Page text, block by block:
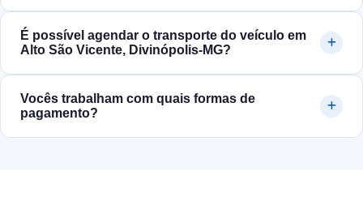
É possível agendar o transporte do veículo em
Alto São Vicente, Divinópolis‑MG?
Vocês trabalham com quais formas de
pagamento?